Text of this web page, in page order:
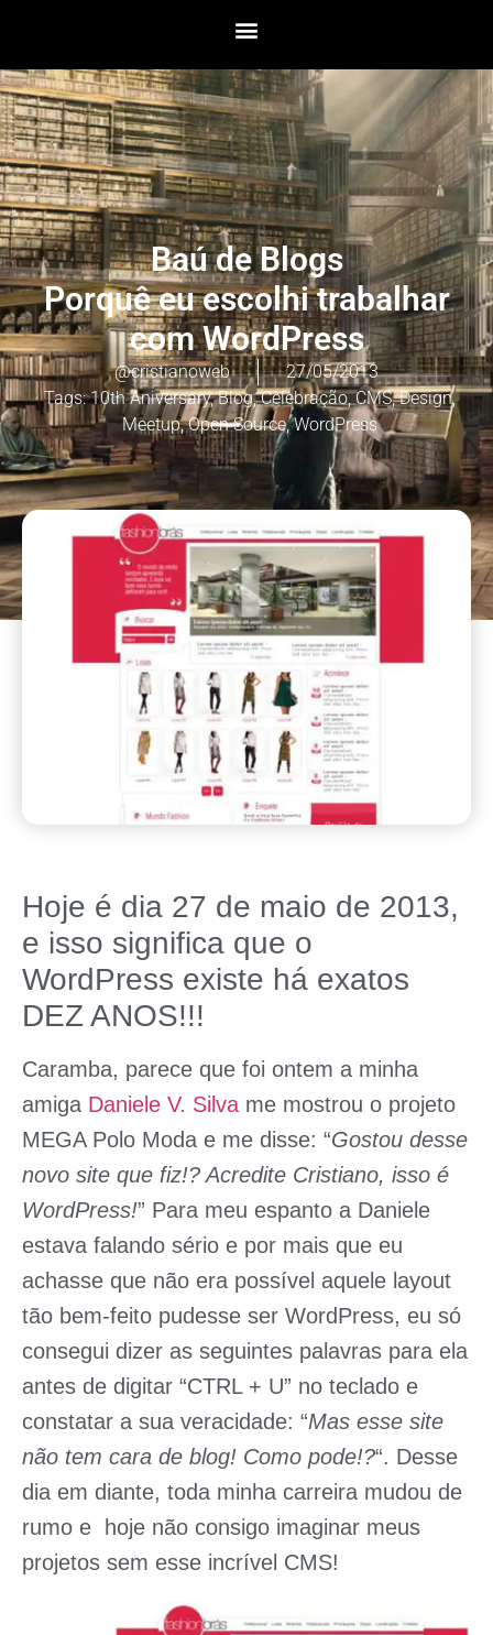
Baú de Blogs
Porquê eu escolhi trabalhar
com WordPress
@cristianoweb
27/05/2013
Tags:10th Aniversary,Blog,Celebração,CMS,Design,
Meetup,Open Source,WordPress
Hoje é dia 27 de maio de 2013,
e isso significa que o
WordPress existe há exatos
DEZ ANOS!!!
Caramba, parece que foi ontem a minha
amiga Daniele V. Silva me mostrou o projeto
MEGA Polo Moda e me disse: “Gostou desse
novo site que fiz!? Acredite Cristiano, isso é
WordPress!” Para meu espanto a Daniele
estava falando sério e por mais que eu
achasse que não era possível aquele layout
tão bem-feito pudesse ser WordPress, eu só
consegui dizer as seguintes palavras para ela
antes de digitar “CTRL + U” no teclado e
constatar a sua veracidade: “Mas esse site
não tem cara de blog! Como pode!?“. Desse
dia em diante, toda minha carreira mudou de
rumo e hoje não consigo imaginar meus
projetos sem esse incrível CMS!